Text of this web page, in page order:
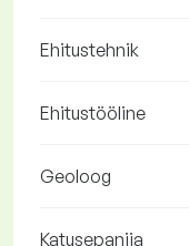
Ehitustehnik
Ehitustööline
Geoloog
Katusepanija